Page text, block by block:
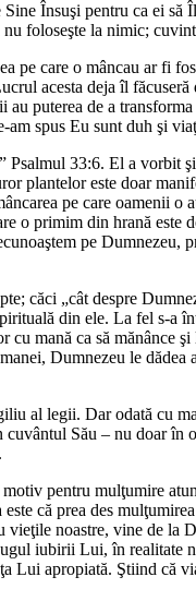
Însuşi pentru ca ei
foloseşte la nimic;
care o mâncau ar fi
acesta deja îl
puterea de a
spus Eu sunt duh şi
33:6. El a vorbit
plantelor este doar
pe care
o primim din hrană
pe
căci „cât despre
din ele. La fel s-
mană ca să mănânce
Dumnezeu le
al legii. Dar odată cu
Său – nu doar
pentru mulţumire
că prea des
vieţile noastre, vine de
iubirii Lui, în
apropiată. Ştiind că